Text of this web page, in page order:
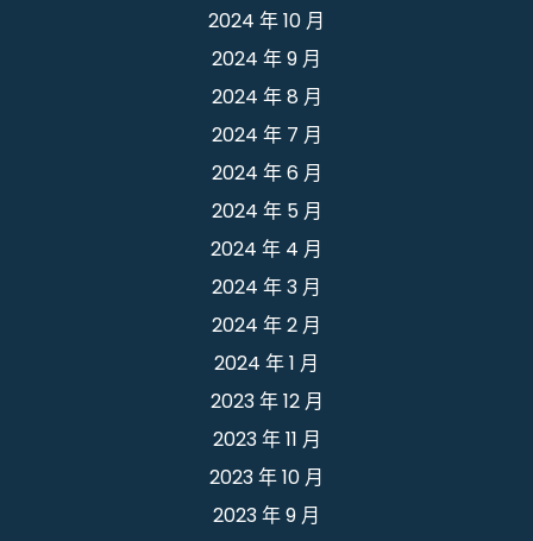
2024 年 10 月
2024 年 9 月
2024 年 8 月
2024 年 7 月
2024 年 6 月
2024 年 5 月
2024 年 4 月
2024 年 3 月
2024 年 2 月
2024 年 1 月
2023 年 12 月
2023 年 11 月
2023 年 10 月
2023 年 9 月